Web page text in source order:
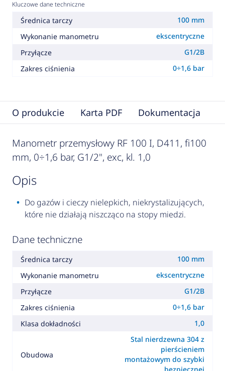
Kluczowe dane techniczne
Średnica tarczy
100 mm
Wykonanie manometru
ekscentryczne
Przyłącze
G1/2B
Zakres ciśnienia
0÷1,6 bar
O produkcie Karta PDF Dokumentacja
Manometr przemysłowy RF 100 I, D411, fi100
mm, 0÷1,6 bar, G1/2", exc, kl. 1,0
opis
Do gazów i cieczy nielepkich, niekrystalizujących,
które nie działają niszcząco na stopy miedzi.
Dane techniczne
Średnica tarczy
100 mm
Wykonanie manometru
ekscentryczne
Przyłącze
G1/2B
Zakres ciśnienia
0÷1,6 bar
Klasa dokładności
1,0
Obudowa
Stal nierdzewna 304 z
pierścieniem
montażowym do szybki